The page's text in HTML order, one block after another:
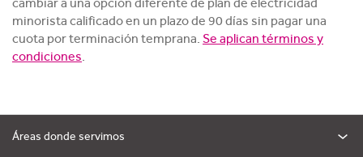
cambiar a una opción diferente de plan de electricidad
minorista calificado en un plazo de 90 días sin pagar una
cuota por terminación temprana. Se aplican términos y
condiciones
Áreas donde servimos